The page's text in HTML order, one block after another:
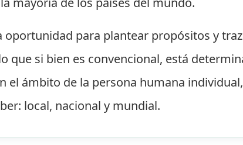
oportunidad para plantear propósitos y
que si bien es convencional, está
el ámbito de la persona humana
local, nacional y mundial.